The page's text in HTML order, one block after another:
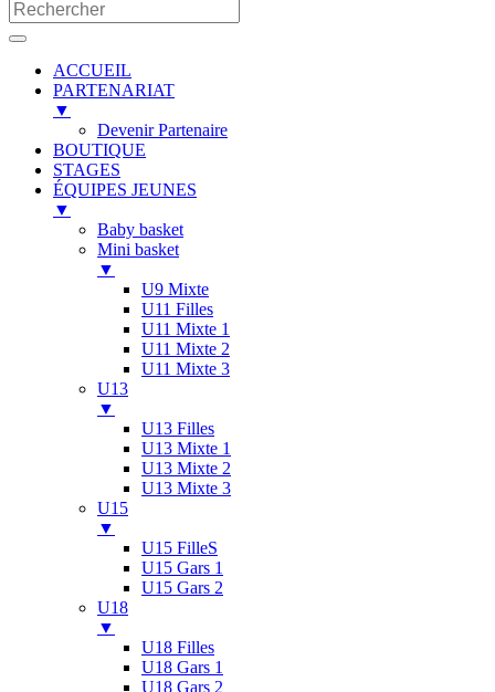
ACCUEIL
PARTENARIAT
▼
Devenir Partenaire
BOUTIQUE
STAGES
ÉQUIPES JEUNES
▼
Baby basket
Mini basket
▼
U9 Mixte
U11 Filles
U11 Mixte 1
U11 Mixte 2
U11 Mixte 3
U13
▼
U13 Filles
U13 Mixte 1
U13 Mixte 2
U13 Mixte 3
U15
▼
U15 FilleS
U15 Gars 1
U15 Gars 2
U18
▼
U18 Filles
U18 Gars 1
U18 Gars 2